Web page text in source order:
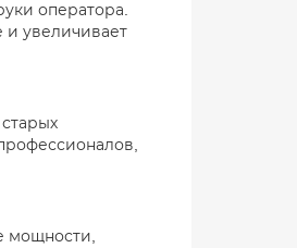
оператора.
и увеличивает
мощности,